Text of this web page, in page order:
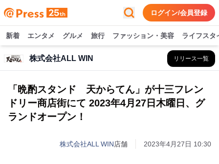
ログイン/会員登録
新着 エンタメ グルメ 旅行 ファッション・美容 ライフスタ
株式会社ALL WIN リリース一覧
「晩酌スタンド 天からてん」が十三フレン
ドリー商店街にて 2023年4月27日木曜日、グ
ランドオープン！
株式会社ALL WIN店舗 2023年4月27日 10:30